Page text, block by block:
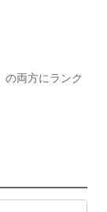
の両方にランク